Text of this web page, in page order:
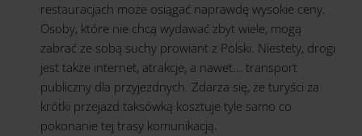
restauracjach może osiągać naprawdę wysokie ceny.
Osoby, które nie chcą wydawać zbyt wiele, mogą
zabrać ze sobą suchy prowiant z Polski. Niestety, drogi
jest także internet, atrakcje, a nawet... transport
publiczny dla przyjezdnych. Zdarza się, że turyści za
krótki przejazd taksówką kosztuje tyle samo co
pokonanie tej trasy komunikacją.